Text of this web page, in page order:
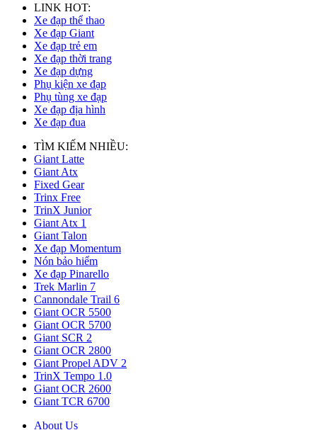
LINK HOT:
Xe đạp thể thao
Xe đạp Giant
Xe đạp trẻ em
Xe đạp thời trang
Xe đạp dựng
Phụ kiện xe đạp
Phụ tùng xe đạp
Xe đạp địa hình
Xe đạp đua
TÌM KIẾM NHIỀU:
Giant Latte
Giant Atx
Fixed Gear
Trinx Free
TrinX Junior
Giant Atx 1
Giant Talon
Xe đạp Momentum
Nón bảo hiểm
Xe đạp Pinarello
Trek Marlin 7
Cannondale Trail 6
Giant OCR 5500
Giant OCR 5700
Giant SCR 2
Giant OCR 2800
Giant Propel ADV 2
TrinX Tempo 1.0
Giant OCR 2600
Giant TCR 6700
About Us